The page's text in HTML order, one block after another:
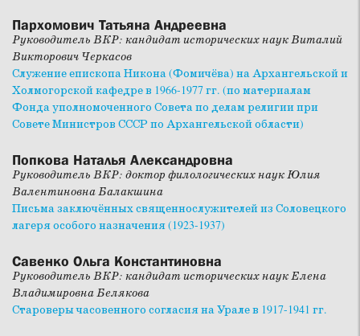
Пархомович Татьяна Андреевна
Руководитель ВКР: кандидат исторических наук Виталий
Викторович Черкасов
Служение епископа Никона (Фомичёва) на Архангельской и
Холмогорской кафедре в 1966-1977 гг. (по материалам
Фонда уполномоченного Совета по делам религии при
Совете Министров СССР по Архангельской области)
Попкова Наталья Александровна
Руководитель ВКР: доктор филологических наук Юлия
Валентиновна Балакшина
Письма заключённых священнослужителей из Соловецкого
лагеря особого назначения (1923-1937)
Савенко Ольга Константиновна
Руководитель ВКР: кандидат исторических наук Елена
Владимировна Белякова
Староверы часовенного согласия на Урале в 1917-1941 гг.